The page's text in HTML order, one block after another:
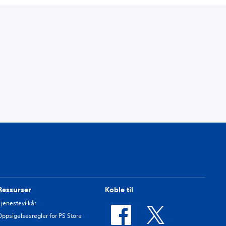
for PS Store
Koble til